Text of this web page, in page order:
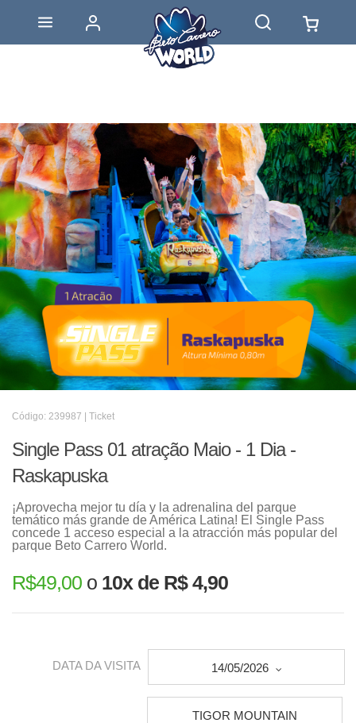
Código: 239987 | Ticket
Single Pass 01 atração Maio - 1 Dia -
Raskapuska
¡Aprovecha mejor tu día y la adrenalina del parque
temático más grande de América Latina! El Single Pass
concede 1 acceso especial a la atracción más popular del
parque Beto Carrero World.
R$49,00 o 10x de R$ 4,90
DATA DA VISITA 14/05/2026
TIGOR MOUNTAIN